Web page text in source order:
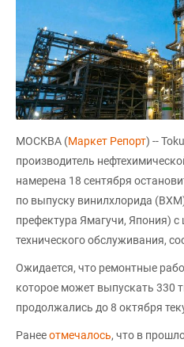
МОСКВА (Маркет Репорт) --
производитель
намерена 18 сентября
по выпуску винилхлорида
префектура Ямагучи, Япония)
технического обслуживания,
Ожидается, что ремонтные
которое может выпускать 330
продолжались до 8 октября
Ранееотмечалось, что в